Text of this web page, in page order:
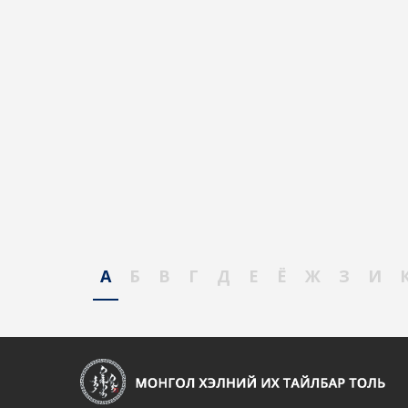
А Б В Г Д Е Ё Ж З И